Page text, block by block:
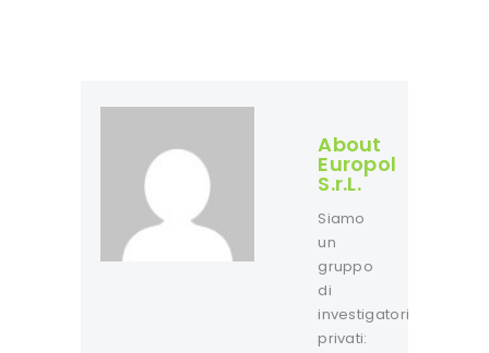
About
Europol
S.r.L.
Siamo
un
gruppo
di
investigatori
privati: